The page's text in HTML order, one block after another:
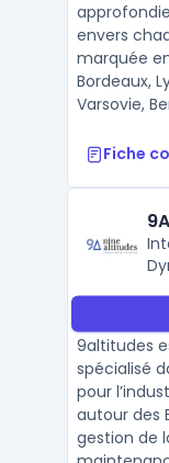
envers
marquée
Bordeaux,
Varsovie,
Fiche
9altitudes
spécialisé
pour
autour des
gestion de